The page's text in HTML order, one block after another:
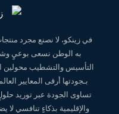
في زينكو، لا نصنع مجرد
به الوطن نسعى بوعيٍ
التأسيس والتشطيب محولين
بـجودتها أرقى المعايير
تساوى الجودة عبر توريد
والإقليمية بذكاءٍ تنافسي لا